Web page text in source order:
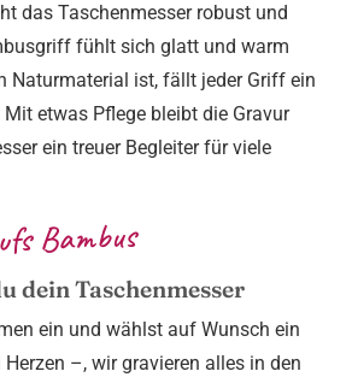
das Taschenmesser robust und
fühlt sich glatt und warm
Naturmaterial ist, fällt jeder Griff ein
etwas Pflege bleibt die Gravur
ein treuer Begleiter für viele
Bambus
dein Taschenmesser
ein und wählst auf Wunsch ein
–, wir gravieren alles in den